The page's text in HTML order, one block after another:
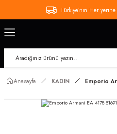
Türkiye’nin Her yerine
Anasayfa KADIN Emporio